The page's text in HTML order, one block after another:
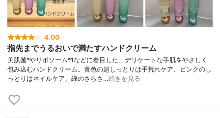
4.00
指先までうるおいで満たすハンドクリーム
美肌菌*やリポソーム*1などに着目した、デリケートな手肌をやさしく
包み込むハンドクリーム。黄色の超しっとりは手荒れケア、ピンクのし
っとりはネイルケア、緑のさらさ…続きを見る